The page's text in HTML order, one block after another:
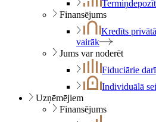
Finansējums
Kredīts
vairāk
Jums var noderēt
Fiduciārie
Individuālā
Uzņēmējiem
Finansējums